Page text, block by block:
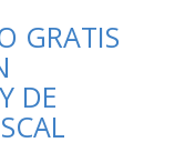
GRATIS
DE